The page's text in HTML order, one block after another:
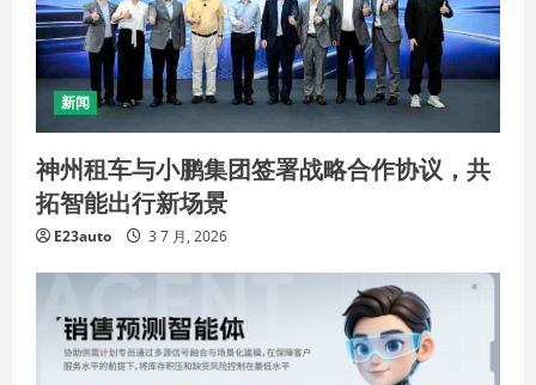
新闻
神州租车与小鹏集团签署战略合作协议，共
拓智能出行新场景
E23auto 3 7 月, 2026